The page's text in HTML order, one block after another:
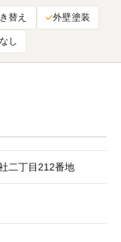
替え 外壁塗装
し
二丁目212番地